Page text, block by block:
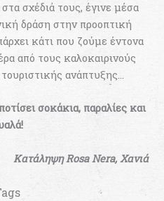
σχέδιά τους, έγινε μέσα
δράση στην προοπτική
κάτι που ζούμε έντονα
από τους καλοκαιρινούς
ανάπτυξης…
σοκάκια, παραλίες και
ΚατάληψηRosa Nera,Χανιά